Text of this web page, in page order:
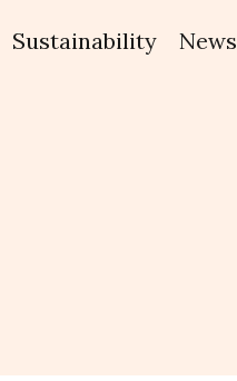
Sustainability News